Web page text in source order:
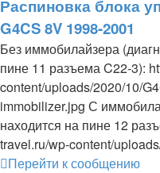
Распиновка блока
G4CS 8V 1998-2001
Без иммобилайзера
пине 11 разъема C22-3):
content/uploads/2020/10/
immobilizer.jpg С
находится на пине 12
travel.ru/wp-content/
Перейти к сообщению